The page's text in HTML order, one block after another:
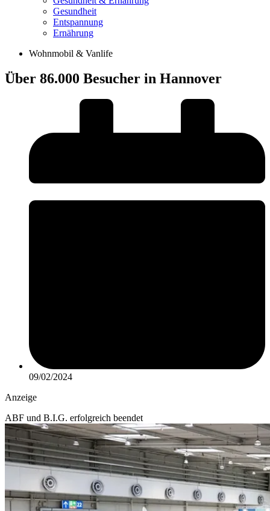
Gesundheit
Entspannung
Ernährung
Wohnmobil & Vanlife
Über 86.000 Besucher in Hannover
09/02/2024
Anzeige
ABF und B.I.G. erfolgreich beendet